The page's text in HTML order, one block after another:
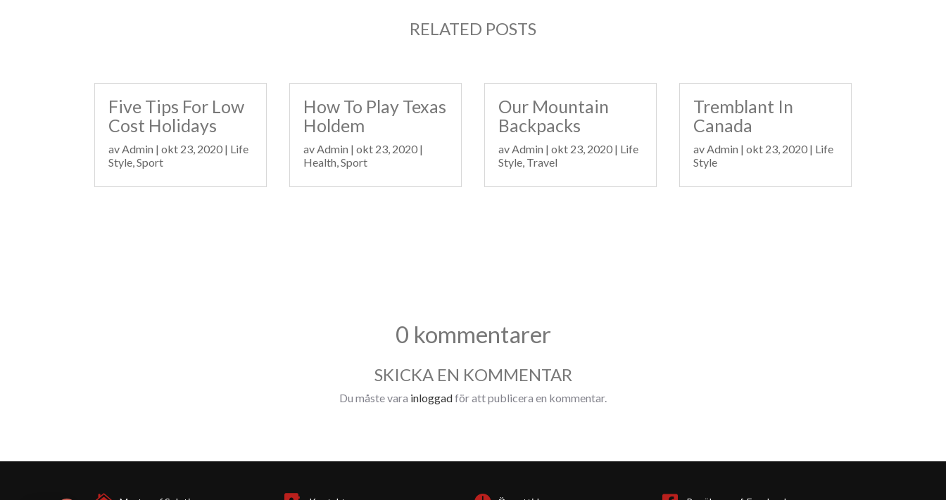
RELATED POSTS
Five Tips For Low
Cost Holidays
avAdmin |okt 23, 2020 | Life
Style,Sport
How To Play Texas
Holdem
avAdmin |okt 23, 2020 |
Health,Sport
Our Mountain
Backpacks
avAdmin |okt 23, 2020 | Life
Style, Travel
Tremblant In
Canada
avAdmin | okt 23, 2020| Life
Style
0 kommentarer
SKICKA EN KOMMENTAR
Du måste vara inloggadför att publicera en kommentar.